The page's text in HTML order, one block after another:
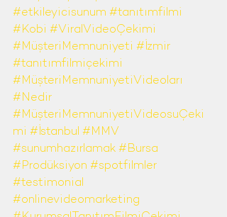
#etkileyicisunum #tanıtımfilmi
#Kobi #ViralVideoÇekimi
#MüşteriMemnuniyeti #İzmir
#tanıtımfilmiçekimi
#MüşteriMemnuniyetiVideoları
#Nedir
#MüşteriMemnuniyetiVideosuÇeki
mi #İstanbul #MMV
#sunumhazırlamak#Bursa
#Prodüksiyon #spotfilmler
#testimonial
#onlinevideomarketing